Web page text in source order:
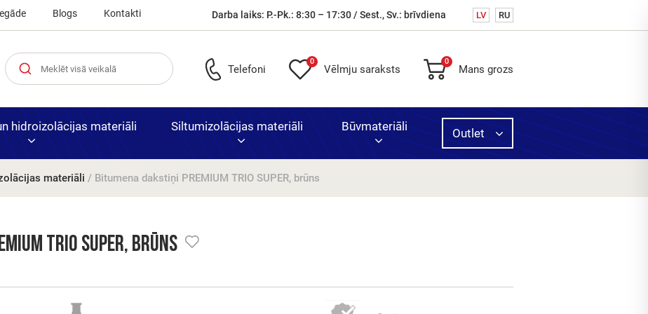
Blogs Kontakti Darba laiks: P.-Pk.: 8:30 – 17:30 / Sest., Sv.: brīvdiena LV RU
Telefoni
0
Vēlmju saraksts
0
Mans grozs
izpārdošana
hidroizolācijas materiāli
visā Latvijā
Siltumizolācijas materiāli Būvmateriāli Outlet
materiāli / Bitumena dakstiņi PREMIUM TRIO SUPER, brūns
TRIO SUPER, brūns